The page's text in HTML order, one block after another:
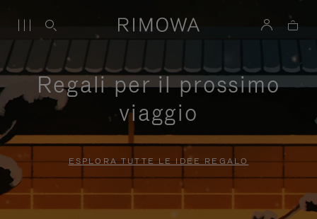
Regali per il prossimo
viaggio
ESPLORA TUTTE LE IDEE REGALO